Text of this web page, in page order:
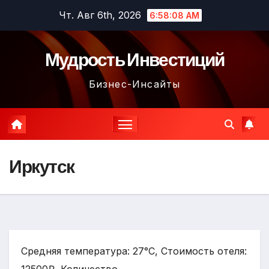
содержимому
Чт. Авг 6th, 2026 6:58:09 AM
Мудрость Инвестиций
Бизнес-Инсайты
Иркутск
Средняя температура: 27°C, Стоимость отеля: